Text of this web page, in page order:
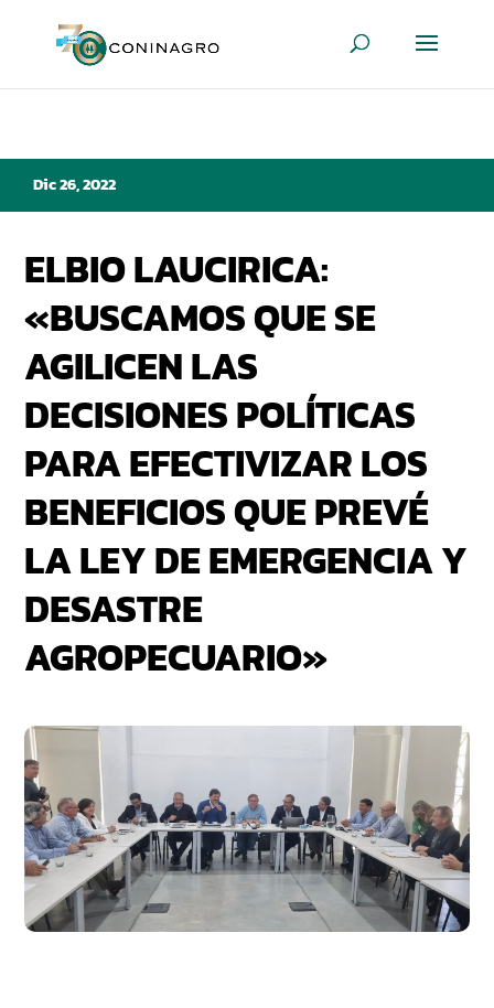
Dic 26, 2022
ELBIO LAUCIRICA:
«BUSCAMOS QUE SE
AGILICEN LAS
DECISIONES POLÍTICAS
PARA EFECTIVIZAR LOS
BENEFICIOS QUE PREVÉ
LA LEY DE EMERGENCIA Y
DESASTRE
AGROPECUARIO»